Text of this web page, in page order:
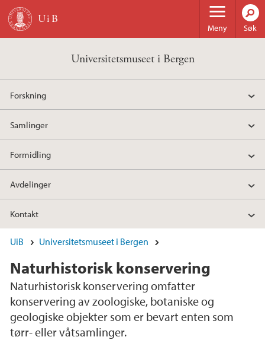
Hopp til hovedinnhold
Meny Søk
Universitetsmuseet i Bergen
Forskning
Samlinger
Formidling
Avdelinger
Kontakt
UiB Universitetsmuseet i Bergen
Naturhistorisk konservering
Naturhistorisk konservering omfatter
konservering av zoologiske, botaniske og
geologiske objekter som er bevart enten som
tørr- eller våtsamlinger.